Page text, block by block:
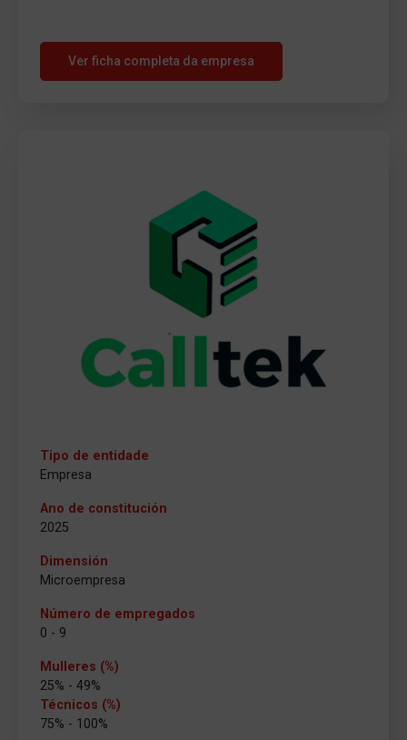
Ver ficha completa da empresa
Tipo de entidade
Empresa
Ano de constitución
2025
Dimensión
Microempresa
Número de empregados
0 - 9
Mulleres (%)
25% - 49%
Técnicos (%)
75% - 100%